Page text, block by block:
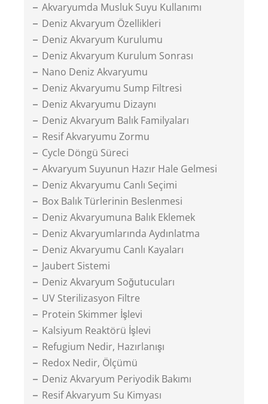
Akvaryumda Musluk Suyu Kullanımı
Deniz Akvaryum Özellikleri
Deniz Akvaryum Kurulumu
Deniz Akvaryum Kurulum Sonrası
Nano Deniz Akvaryumu
Deniz Akvaryumu Sump Filtresi
Deniz Akvaryumu Dizaynı
Deniz Akvaryum Balık Familyaları
Resif Akvaryumu Zormu
Cycle Döngü Süreci
Akvaryum Suyunun Hazır Hale Gelmesi
Deniz Akvaryumu Canlı Seçimi
Box Balık Türlerinin Beslenmesi
Deniz Akvaryumuna Balık Eklemek
Deniz Akvaryumlarında Aydınlatma
Deniz Akvaryumu Canlı Kayaları
Jaubert Sistemi
Deniz Akvaryum Soğutucuları
UV Sterilizasyon Filtre
Protein Skimmer İşlevi
Kalsiyum Reaktörü İşlevi
Refugium Nedir, Hazırlanışı
Redox Nedir, Ölçümü
Deniz Akvaryum Periyodik Bakımı
Resif Akvaryum Su Kimyası